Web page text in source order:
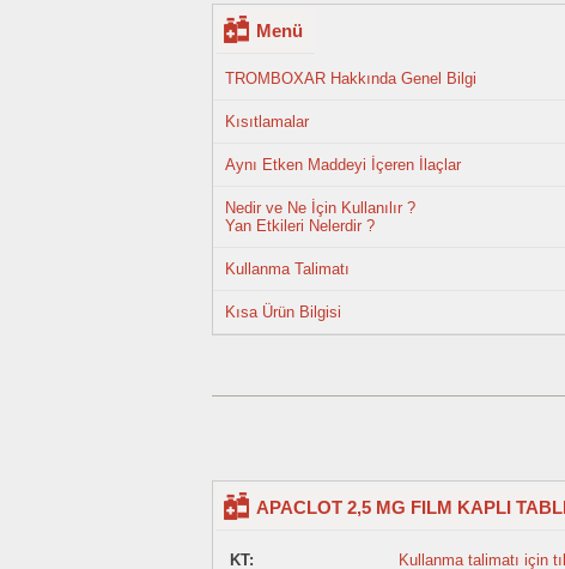
Menü
TROMBOXAR Hakkında Genel Bilgi
Kısıtlamalar
Aynı Etken Maddeyi İçeren İlaçlar
Nedir ve Ne İçin Kullanılır ?
Yan Etkileri Nelerdir ?
Kullanma Talimatı
Kısa Ürün Bilgisi
APACLOT 2,5 MG FILM KAPLI
KT:
Kullanma talimatı için